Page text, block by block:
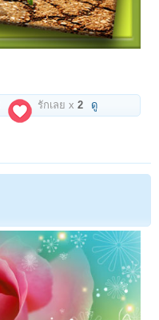
รักเลย x2 ดู